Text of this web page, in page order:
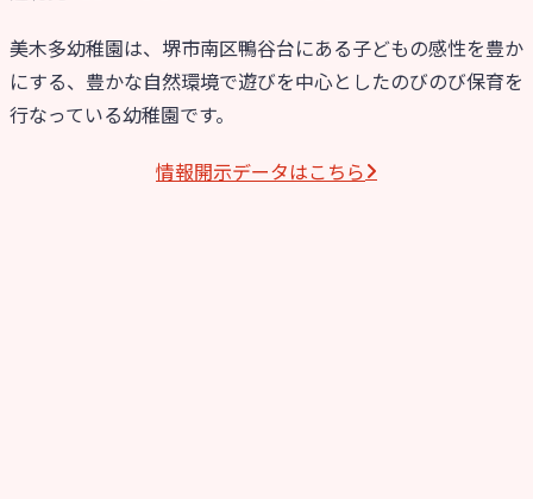
美木多幼稚園は、堺市南区鴨谷台にある子どもの感性を豊か
にする、豊かな自然環境で遊びを中心としたのびのび保育を
行なっている幼稚園です。
情報開⽰データはこちら
園児募集要項
教職員募集
園のこと